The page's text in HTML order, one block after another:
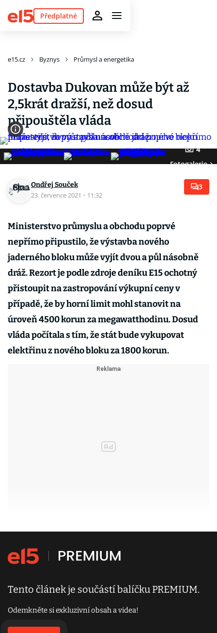
Předplatné
e15.cz Byznys Průmysl a energetika
Dostavba Dukovan může být až
2,5krát dražší, než dosud
připouštěla vláda
4
Fotogalerie
Ondřej Souček
23. července 2021 · 11:32
3
Ministerstvo průmyslu a obchodu poprvé
nepřímo připustilo, že výstavba nového
jaderného bloku může vyjít dvou a půl násobně
dráž. Rezort je podle zdroje deníku E15 ochotný
přistoupit na zastropování výkupní ceny v
případě, že by horní limit mohl stanovit na
úroveň 4500 korun za megawatthodinu. Dosud
vláda počítala s tím, že stát bude vykupovat
elektřinu z nového bloku za 1800 korun.
Tento článek je součástí balíčku PREMIUM.
Odemkněte si exkluzivní obsah a videa!